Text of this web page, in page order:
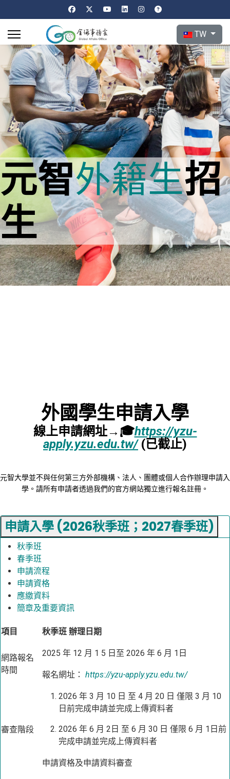
選擇你的語言
TW
元智外籍生招
生
外國學生申請入學
線上申請網址→🎓https://yzu-
apply.yzu.edu.tw/(已截止)
元智大學並不與任何第三方外部機構、法人、團體或個人合作辦理申請入
學。請所有申請者透過我們的官方網站獨立進行報名註冊。
申請入學 (2026秋季班；2027春季班)
秋季班
春季班
申請流程
申請資格
應繳資料
簡章及重要資訊
項目 秋季班 辦理日期
網路報名
時間
2025 年 12 月 1 5 日至 2026 年 6 月 1日
報名網址： https://yzu-apply.yzu.edu.tw/
審查階段
2026 年 3 月 10 日 至 4 月 20 日 僅限 3 月 10
日前完成申請並完成上傳資料者
2026 年 6 月 2日 至 6 月 30 日 僅限 6 月 1日前
完成申請並完成上傳資料者
申請資格及申請資料審查